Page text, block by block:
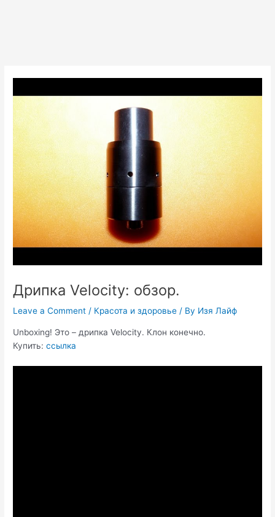
Дрипка Velocity: обзор.
Leave a Comment / Красота и здоровье / By Изя Лайф
Unboxing! Это – дрипка Velocity. Клон конечно.
Купить:ссылка